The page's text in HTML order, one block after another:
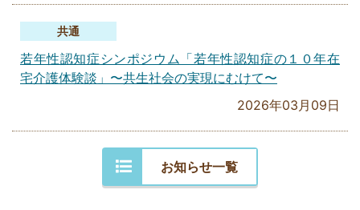
共通
若年性認知症シンポジウム「若年性認知症の１０年在
宅介護体験談」〜共生社会の実現にむけて〜
2026年03月09日
お知らせ一覧